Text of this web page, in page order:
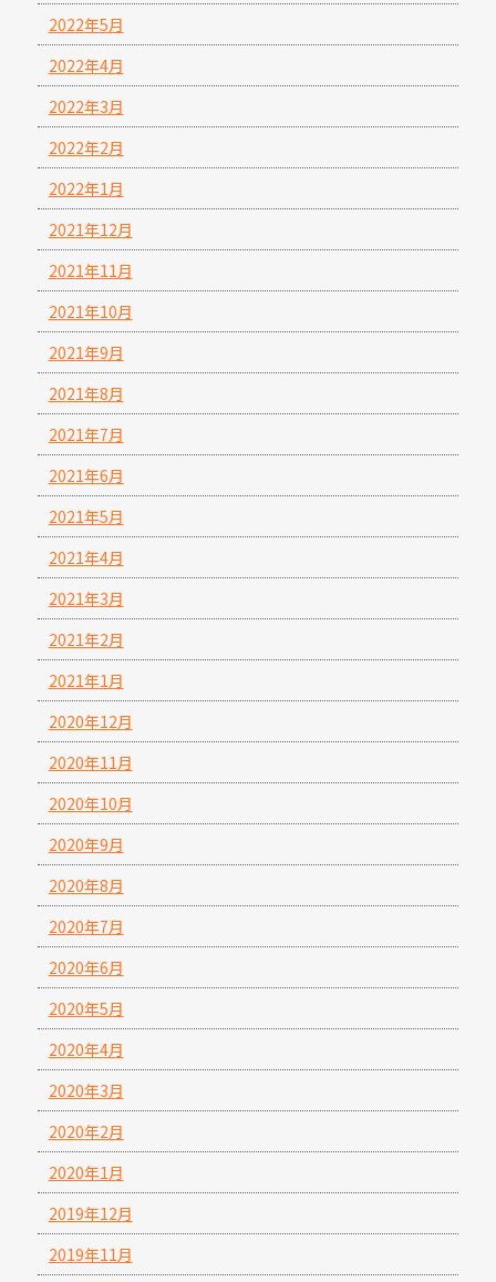
2022年5月
2022年4月
2022年3月
2022年2月
2022年1月
2021年12月
2021年11月
2021年10月
2021年9月
2021年8月
2021年7月
2021年6月
2021年5月
2021年4月
2021年3月
2021年2月
2021年1月
2020年12月
2020年11月
2020年10月
2020年9月
2020年8月
2020年7月
2020年6月
2020年5月
2020年4月
2020年3月
2020年2月
2020年1月
2019年12月
2019年11月